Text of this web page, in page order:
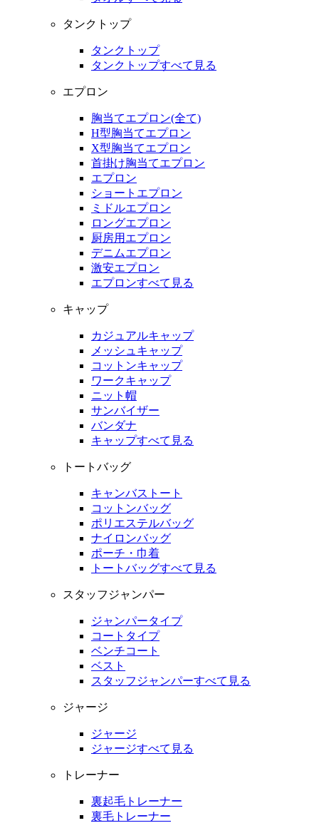
タンクトップ
タンクトップ
タンクトップすべて見る
エプロン
胸当てエプロン(全て)
H型胸当てエプロン
X型胸当てエプロン
首掛け胸当てエプロン
エプロン
ショートエプロン
ミドルエプロン
ロングエプロン
厨房用エプロン
デニムエプロン
激安エプロン
エプロンすべて見る
キャップ
カジュアルキャップ
メッシュキャップ
コットンキャップ
ワークキャップ
ニット帽
サンバイザー
バンダナ
キャップすべて見る
トートバッグ
キャンバストート
コットンバッグ
ポリエステルバッグ
ナイロンバッグ
ポーチ・巾着
トートバッグすべて見る
スタッフジャンパー
ジャンパータイプ
コートタイプ
ベンチコート
ベスト
スタッフジャンパーすべて見る
ジャージ
ジャージ
ジャージすべて見る
トレーナー
裏起毛トレーナー
裏毛トレーナー